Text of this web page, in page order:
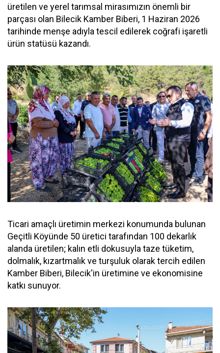
üretilen ve yerel tarımsal mirasımızın önemli bir
parçası olan Bilecik Kamber Biberi, 1 Haziran 2026
tarihinde menşe adıyla tescil edilerek coğrafi işaretli
ürün statüsü kazandı.
Ticari amaçlı üretimin merkezi konumunda bulunan
Geçitli Köyünde 50 üretici tarafından 100 dekarlık
alanda üretilen; kalın etli dokusuyla taze tüketim,
dolmalık, kızartmalık ve turşuluk olarak tercih edilen
Kamber Biberi, Bilecik'in üretimine ve ekonomisine
katkı sunuyor.